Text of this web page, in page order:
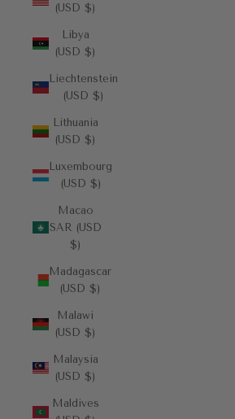
(USD $)
Libya
(USD $)
Liechtenstein
(USD $)
Lithuania
(USD $)
Luxembourg
(USD $)
Macao
SAR (USD
$)
Madagascar
(USD $)
Malawi
(USD $)
Malaysia
(USD $)
Maldives